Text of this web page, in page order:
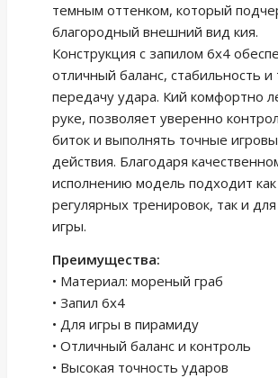
темным оттенком, который
благородный внешний вид кия.
Конструкция с запилом 6х4
отличный баланс, стабильность
передачу удара. Кий комфортно
руке, позволяет уверенно
биток и выполнять точные
действия. Благодаря
исполнению модель подходит
регулярных тренировок, так и
игры.
Преимущества:
• Материал: мореный граб
• Запил 6х4
• Для игры в пирамиду
• Отличный баланс и контроль
• Высокая точность ударов